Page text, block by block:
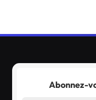
Abonnez-